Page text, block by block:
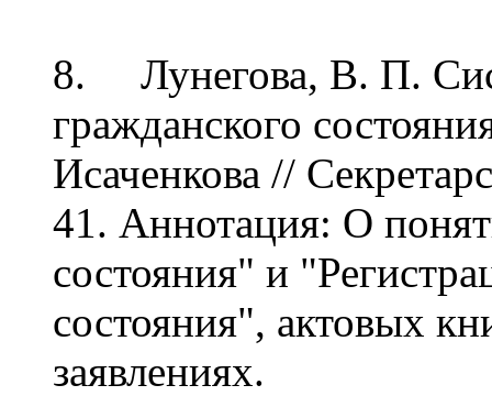
8. Лунегова, В. П.
гражданского
Исаченкова //
41. Аннотация: О
состояния" и
состояния", актовых
заявлениях.